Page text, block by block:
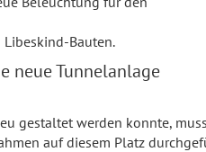
Bauten.
neue Tunnelanlage
gestaltet werden konnte,
auf diesem Platz